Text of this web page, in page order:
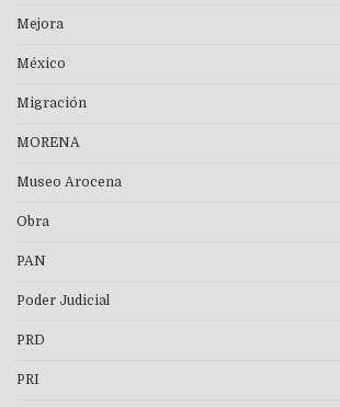
Mejora
México
Migración
MORENA
Museo Arocena
Obra
PAN
Poder Judicial
PRD
PRI